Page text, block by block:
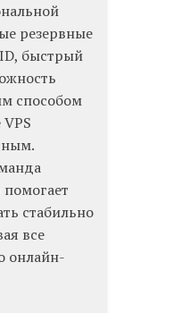
резервные
быстрый
способом
помогает
стабильно
все
онлайн-